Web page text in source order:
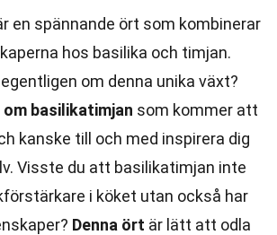
en spännande ört som kombinerar
hos basilika och timjan.
om denna unika växt?
basilikatimjan som kommer att
kanske till och med inspirera dig
Visste du att basilikatimjan inte
i köket utan också har
Denna ört är lätt att odla